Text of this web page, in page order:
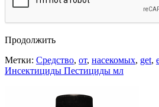
Продолжить
Метки: Средство, от, насекомых, get,
Инсектициды Пестициды мл